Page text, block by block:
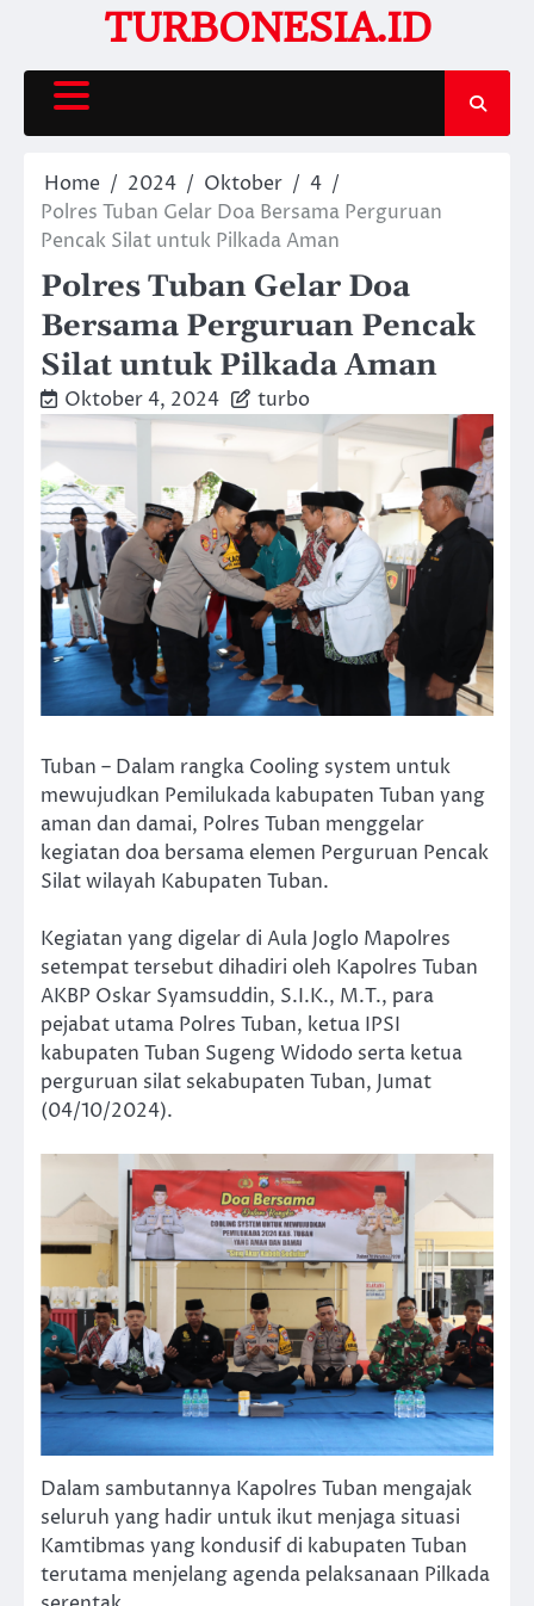
content
TURBONESIA.ID
Home 2024 Oktober
4
Polres Tuban Gelar Doa Bersama Perguruan
Pencak Silat untuk Pilkada Aman
Polres Tuban Gelar Doa
Bersama Perguruan Pencak
Silat untuk Pilkada Aman
Oktober 4, 2024 turbo
Tuban – Dalam rangka Cooling system untuk
mewujudkan Pemilukada kabupaten Tuban yang
aman dan damai, Polres Tuban menggelar
kegiatan doa bersama elemen Perguruan Pencak
Silat wilayah Kabupaten Tuban.
Kegiatan yang digelar di Aula Joglo Mapolres
setempat tersebut dihadiri oleh Kapolres Tuban
AKBP Oskar Syamsuddin, S.I.K., M.T., para
pejabat utama Polres Tuban, ketua IPSI
kabupaten Tuban Sugeng Widodo serta ketua
perguruan silat sekabupaten Tuban, Jumat
(04/10/2024).
Dalam sambutannya Kapolres Tuban mengajak
seluruh yang hadir untuk ikut menjaga situasi
Kamtibmas yang kondusif di kabupaten Tuban
terutama menjelang agenda pelaksanaan Pilkada